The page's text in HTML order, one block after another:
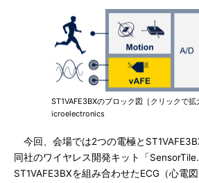
ST1VAFE3BXのブロック図［クリックで
icroelectronics
今回、会場では2つの電極と
同社のワイヤレス開発キット「
ST1VAFE3BXを組み合わせたECG（心電